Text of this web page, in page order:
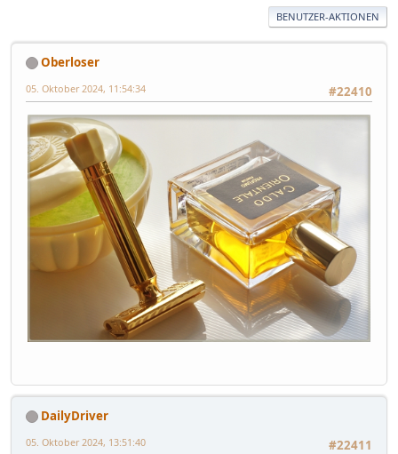
BENUTZER-AKTIONEN
Oberloser
#22410
05. Oktober 2024, 11:54:34
DailyDriver
#22411
05. Oktober 2024, 13:51:40